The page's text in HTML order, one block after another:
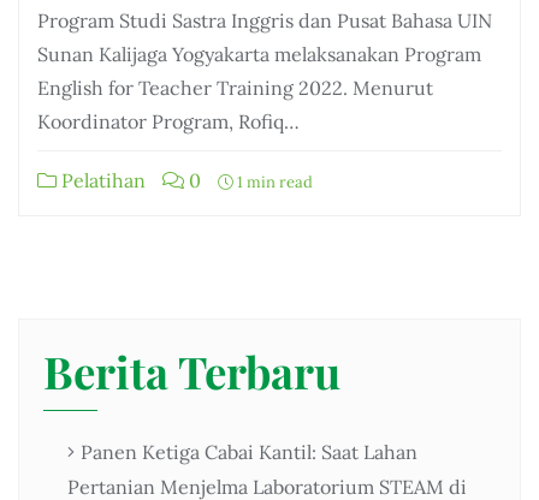
Program Studi Sastra Inggris dan Pusat Bahasa UIN
Sunan Kalijaga Yogyakarta melaksanakan Program
English for Teacher Training 2022. Menurut
Koordinator Program, Rofiq…
Pelatihan 0 1 min read
Berita Terbaru
Panen Ketiga Cabai Kantil: Saat Lahan
Pertanian Menjelma Laboratorium STEAM di